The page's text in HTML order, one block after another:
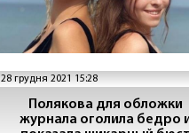
28 грудня 2021 15:28
Полякова для обложки
журнала оголила бедро